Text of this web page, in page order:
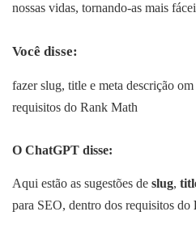
nossas vidas, tornando-as mais
Você disse:
fazer slug, title e meta descrição
requisitos do Rank Math
O ChatGPT disse:
Aqui estão as sugestões de slug,
para SEO, dentro dos requisitos do